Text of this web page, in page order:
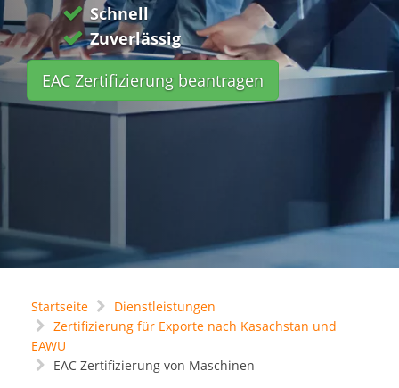
Schnell
Zuverlässig
EAC Zertifizierung beantragen
Startseite
Dienstleistungen
Zertifizierung für Exporte nach Kasachstan und
EAWU
EAC Zertifizierung von Maschinen